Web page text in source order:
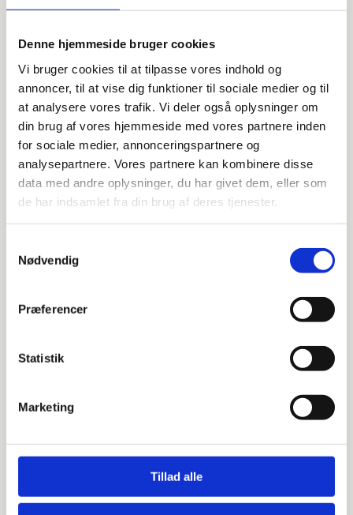
Denne hjemmeside bruger cookies
Vi bruger cookies til at tilpasse vores indhold og
annoncer, til at vise dig funktioner til sociale medier og til
at analysere vores trafik. Vi deler også oplysninger om
din brug af vores hjemmeside med vores partnere inden
for sociale medier, annonceringspartnere og
analysepartnere. Vores partnere kan kombinere disse
data med andre oplysninger, du har givet dem, eller som
de har indsamlet fra din brug af deres tjenester.
Nødvendig
Præferencer
Statistik
Marketing
Tillad alle
Kobber
Krom
Mat sort
Poleret Messing
Sortkrom
Stål look
Paffoni Light Brus/Kar armatur 1/2”
afg. nedad – Inkl. brusersæt
Børstet Messing
Kobber
Poleret Messing